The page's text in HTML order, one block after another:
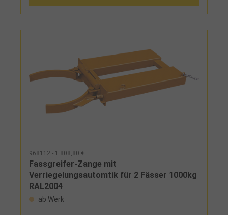
968112 - 1.808,80 €
Fassgreifer-Zange mit
Verriegelungsautomtik für 2 Fässer 1000kg
RAL2004
ab Werk